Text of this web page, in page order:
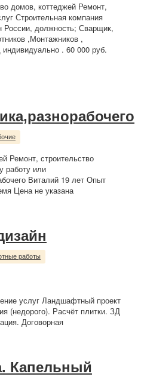
домов, коттеджей Ремонт,
Строительная компания
должность; Сварщик,
,Монтажников ,
. 60 000 руб.
Ремонт, строительство
работу или
Виталий 19 лет Опыт
Цена не указана
работы
услуг Ландшафтный проект
(недорого). Расчёт плитки. ЗД
Договорная
Капельный